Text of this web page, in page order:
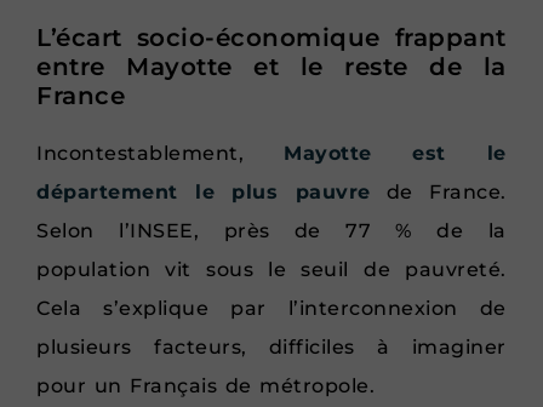
L’écart socio-économique frappant
entre Mayotte et le reste de la
France
Incontestablement, Mayotte est le
département le plus pauvre de France.
Selon l’INSEE, près de 77 % de la
population vit sous le seuil de pauvreté.
Cela s’explique par l’interconnexion de
plusieurs facteurs, difficiles à imaginer
pour un Français de métropole.